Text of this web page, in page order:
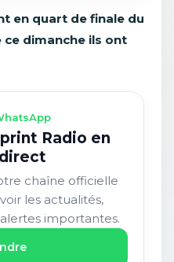
en quart de finale du
ce dimanche ils ont
Radio en
direct
chaîne officielle
les actualités,
importantes.